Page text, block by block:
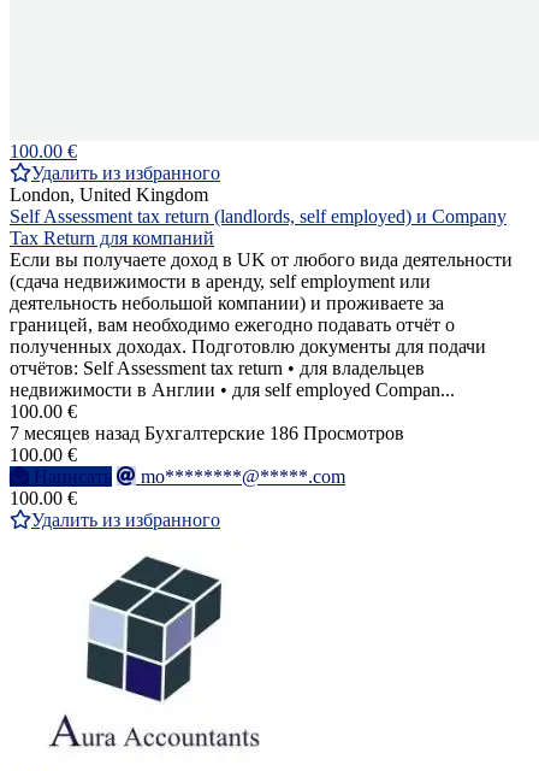
100.00 €
Удалить из избранного
London, United Kingdom
Self Assessment tax return (landlords, self employed) и Company
Tax Return для компаний
Если вы получаете доход в UK от любого вида деятельности
(сдача недвижимости в аренду, self employment или
деятельность небольшой компании) и проживаете за
границей, вам необходимо ежегодно подавать отчёт о
полученных доходах. Подготовлю документы для подачи
отчётов: Self Assessment tax return • для владельцев
недвижимости в Англии • для self employed Compan...
100.00 €
7 месяцев назад Бухгалтерские 186 Просмотров
100.00 €
Написать
mo********@*****.com
100.00 €
Удалить из избранного